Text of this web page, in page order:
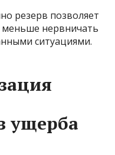
резерв позволяет
меньше нервничать
ситуациями.
ущерба